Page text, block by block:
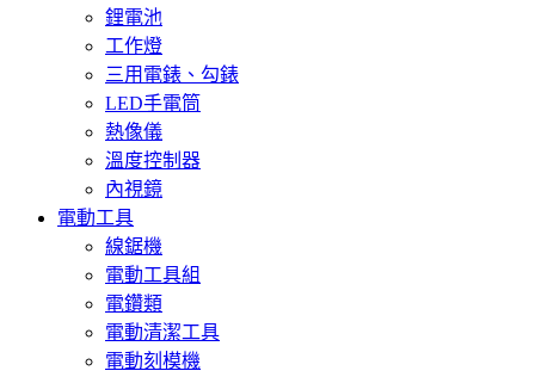
鋰電池
工作燈
三用電錶、勾錶
LED手電筒
熱像儀
溫度控制器
內視鏡
電動工具
線鋸機
電動工具組
電鑽類
電動清潔工具
電動刻模機